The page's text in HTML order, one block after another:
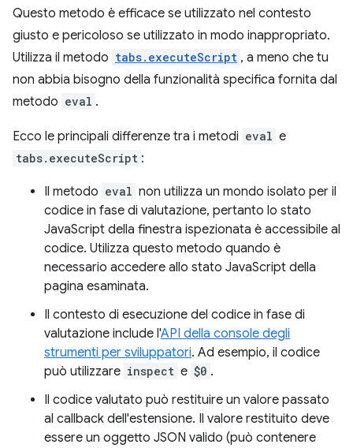
Questo metodo è efficace se utilizzato nel contesto
giusto e pericoloso se utilizzato in modo inappropriato.
Utilizza il metodo tabs.executeScript , a meno che tu
non abbia bisogno della funzionalità specifica fornita dal
metodo eval .
Ecco le principali differenze tra i metodi eval e
tabs.executeScript :
Il metodo eval non utilizza un mondo isolato per il
codice in fase di valutazione, pertanto lo stato
JavaScript della finestra ispezionata è accessibile al
codice. Utilizza questo metodo quando è
necessario accedere allo stato JavaScript della
pagina esaminata.
Il contesto di esecuzione del codice in fase di
valutazione include l'API della console degli
strumenti per sviluppatori. Ad esempio, il codice
può utilizzare inspect e $0 .
Il codice valutato può restituire un valore passato
al callback dell'estensione. Il valore restituito deve
essere un oggetto JSON valido (può contenere